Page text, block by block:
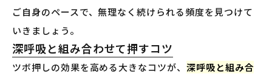
ご自身のペースで、無理なく続けられる頻度を見つけて
いきましょう。
深呼吸と組み合わせて押すコツ
ツボ押しの効果を高める大きなコツが、 深呼吸と組み合